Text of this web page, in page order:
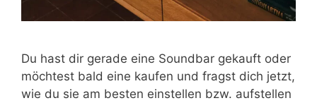
Du hast dir gerade eine Soundbar gekauft oder
möchtest bald eine kaufen und fragst dich jetzt,
wie du sie am besten einstellen bzw. aufstellen